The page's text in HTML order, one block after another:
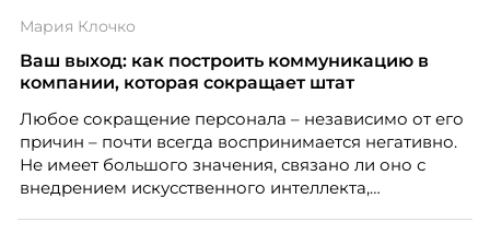
Мария Клочко
Ваш выход: как построить коммуникацию в
компании, которая сокращает штат
Любое сокращение персонала – независимо от его
причин – почти всегда воспринимается негативно.
Не имеет большого значения, связано ли оно с
внедрением искусственного интеллекта,